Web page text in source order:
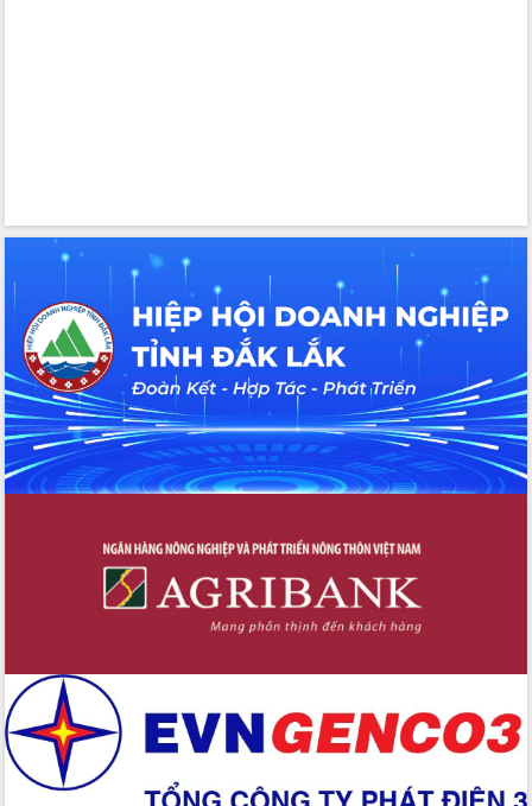
Phó Chủ tịch UBND tỉnh Đắk Lắk
Trương Công Thái kiểm tra thực địa
Dự án cao tốc Khánh Hòa - Buôn Ma
Thuột
Định vị cà phê Việt Nam như một “di
sản sống” trong dòng chảy toàn cầu
Xây dựng nông thôn mới: Nâng cao đời
sống người dân từ những mô hình thiết
thực
Quyết liệt tháo gỡ vướng mắc, đẩy
nhanh tiến độ các dự án trọng điểm
Hòn Yến phát triển du lịch gắn với bảo
Lấy ý kiến điều chỉnh Quy hoạch tỉnh
Đắk Lắk thời kỳ 2021-2030, tầm nhìn
Phát động chiến dịch 30 ngày đêm
giải phóng mặt bằng Tuyến đường bộ
ven biển
Đắk Lắk nỗ lực thúc đẩy tăng trưởng
kinh tế từ 10% trở lên trong Quý
II/2026